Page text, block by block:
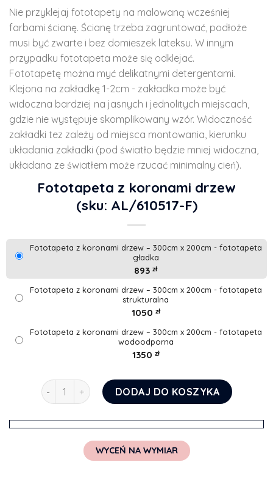
Nie przyklejaj fototapety na malowaną wcześniej
farbami ścianę. Ścianę trzeba zagruntować, podłoże
musi być zwarte i bez domieszek lateksu. W innym
przypadku fototapeta może się odklejać.
Fototapetę można myć delikatnymi detergentami.
Klejona na zakładkę 1-2cm - zakładka może być
widoczna bardziej na jasnych i jednolitych miejscach,
gdzie nie występuje skomplikowany wzór. Widoczność
zakładki tez zależy od miejsca montowania, kierunku
układania zakładki (pod światło będzie mniej widoczna,
układana ze światłem może rzucać minimalny cień).
Fototapeta z koronami drzew
(sku: AL/610517-F)
Fototapeta z koronami drzew – 300cm x 200cm - fototapeta
gładka
893 zł
Fototapeta z koronami drzew – 300cm x 200cm - fototapeta
strukturalna
1050 zł
Fototapeta z koronami drzew – 300cm x 200cm - fototapeta
wodoodporna
1350 zł
ilość Fototapeta z koronami drzew
DODAJ DO KOSZYKA
WYCEŃ NA WYMIAR